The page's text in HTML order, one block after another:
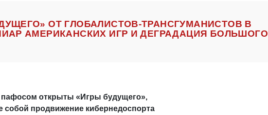
ОТ ГЛОБАЛИСТОВ-ТРАНСГУМАНИСТОВ В
АМЕРИКАНСКИХ ИГР И ДЕГРАДАЦИЯ БОЛЬШОГО
пафосом открыты «Игры будущего»,
собой продвижение кибернедоспорта